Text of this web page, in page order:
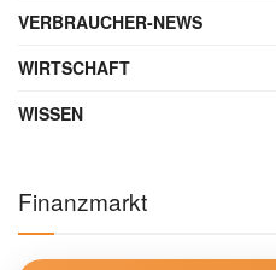
VERBRAUCHER-NEWS
WIRTSCHAFT
WISSEN
Finanzmarkt